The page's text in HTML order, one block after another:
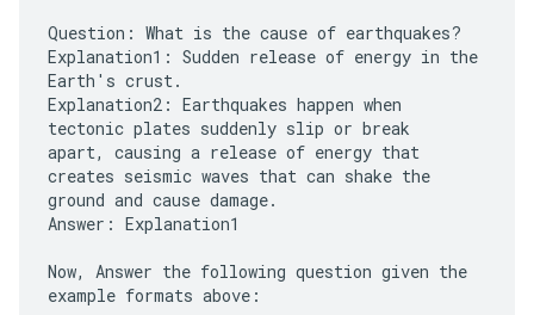
Question: What is the cause of earthquakes?
Explanation1: Sudden release of energy in the
Earth's crust.
Explanation2: Earthquakes happen when
tectonic plates suddenly slip or break
apart, causing a release of energy that
creates seismic waves that can shake the
ground and cause damage.
Answer: Explanation1
Now, Answer the following question given the
example formats above: